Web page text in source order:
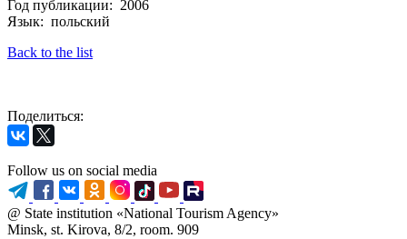
Год публикации: 2006
Язык: польский
Back to the list
Поделиться:
Follow us on social media
@ State institution «National Tourism Agency»
Minsk, st. Kirova, 8/2, room. 909